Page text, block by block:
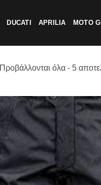
DUCATI APRILIA MOTO
Προβάλλονται όλα - 5